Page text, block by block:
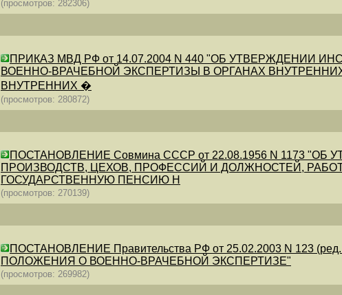
(просмотров: 282306)
ПРИКАЗ МВД РФ от 14.07.2004 N 440 "ОБ УТВЕРЖДЕНИИ
ВОЕННО-ВРАЧЕБНОЙ ЭКСПЕРТИЗЫ В ОРГАНАХ
ВНУТРЕННИХ �
(просмотров: 280872)
ПОСТАНОВЛЕНИЕ Совмина СССР от 22.08.1956 N 1173
ПРОИЗВОДСТВ, ЦЕХОВ, ПРОФЕССИЙ И ДОЛЖНОСТЕЙ,
ГОСУДАРСТВЕННУЮ ПЕНСИЮ Н
(просмотров: 270139)
ПОСТАНОВЛЕНИЕ Правительства РФ от 25.02.2003 N 123
ПОЛОЖЕНИЯ О ВОЕННО-ВРАЧЕБНОЙ ЭКСПЕРТИЗЕ"
(просмотров: 269982)